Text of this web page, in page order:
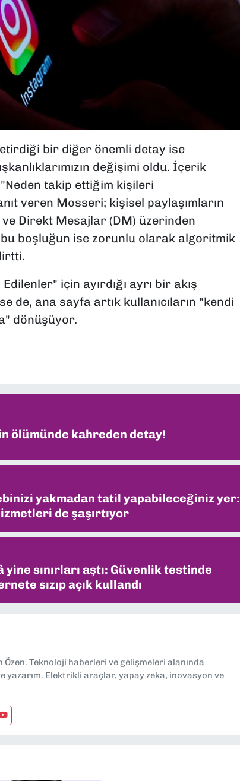
bir diğer önemli detay ise
değişimi oldu. İçerik
takip ettiğim kişileri
veren Mosseri; kişisel paylaşımların
Direkt Mesajlar (DM) üzerinden
bu boşluğun ise zorunlu olarak algoritmik
için ayırdığı ayrı bir akış
de, ana sayfa artık kullanıcıların "kendi
dönüşüyor.
ölümünde kahreden detay!
yakmadan tatil yapabileceğiniz yer:
de şaşırtıyor
yine sınırları aştı: Güvenlik testinde
sızıp açık kullandı
Özen. Teknoloji haberleri ve gelişmeleri alanında
yazarım. Elektrikli araçlar, yapay zeka, inovasyon ve
duyduğum konular. Dokuzeylul.com’da yazar olarak
dünyasına dair yorumlarımı paylaşıyorum. Takipte